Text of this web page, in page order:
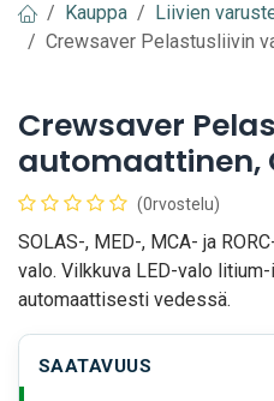
Kauppa
Liivien
Crewsaver Pelastusliivin
Crewsaver
automaattinen,
(0rvostelu)
SOLAS-, MED-, MCA- ja
valo. Vilkkuva LED-valo
automaattisesti vedessä.
SAATAVUUS